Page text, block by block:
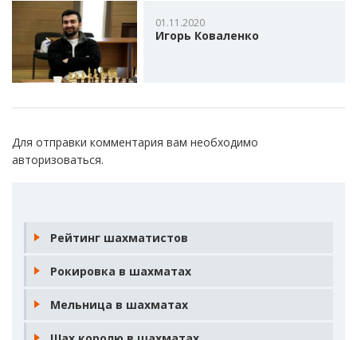
01.11.2020
Игорь Коваленко
Для отправки комментария вам необходимо
авторизоваться.
Рейтинг шахматистов
Рокировка в шахматах
Мельница в шахматах